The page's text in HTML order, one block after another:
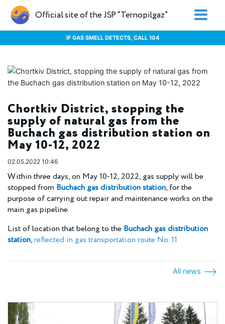
Official site of the JSP “Ternopilgaz”
IF GAS SMELL DETECTS, CALL 104
Chortkiv District, stopping the
supply of natural gas from the
Buchach gas distribution station on
May 10-12, 2022
02.05.2022 10:46
Within three days, on May 10-12, 2022, gas supply will be
stopped from Buchach gas distribution station, for the
purpose of carrying out repair and maintenance works on the
main gas pipeline.
List of location that belong to the Buchach gas distribution
station,reflected in gas transportation route No. 11
All news